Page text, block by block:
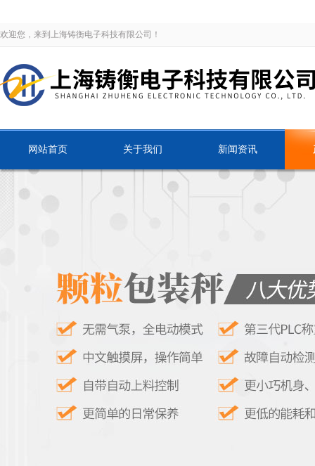
欢迎您，来到上海铸衡电子科技有限公司！
网站首页 关于我们 新闻资讯